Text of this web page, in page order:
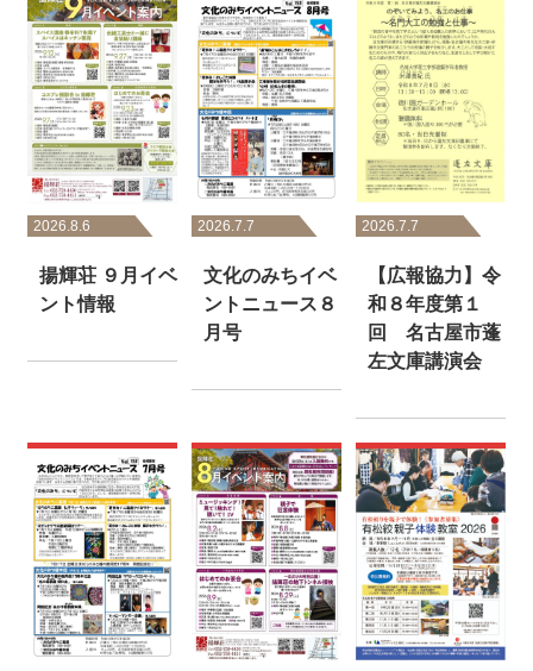
2026.8.6
揚輝荘 ９月イベ
ント情報
2026.7.7
文化のみちイベ
ントニュース８
月号
2026.7.7
【広報協力】令
和８年度第１
回 名古屋市蓬
左文庫講演会